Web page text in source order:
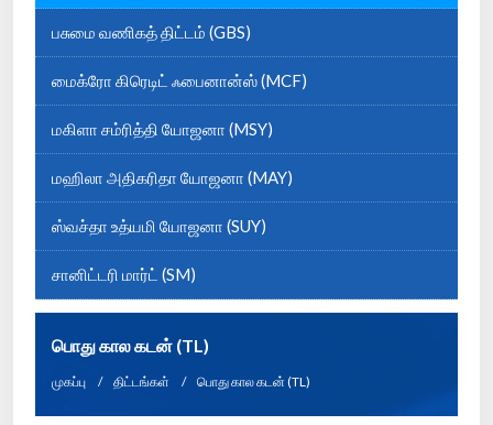
பசுமை வணிகத் திட்டம் (GBS)
மைக்ரோ கிரெடிட் ஃபைனான்ஸ் (MCF)
மகிளா சம்ரித்தி யோஜனா (MSY)
மஹிலா அதிகரிதா யோஜனா (MAY)
ஸ்வச்தா உத்யமி யோஜனா (SUY)
சானிட்டரி மார்ட் (SM)
பொது கால கடன் (TL)
முகப்பு திட்டங்கள் பொது கால கடன் (TL)